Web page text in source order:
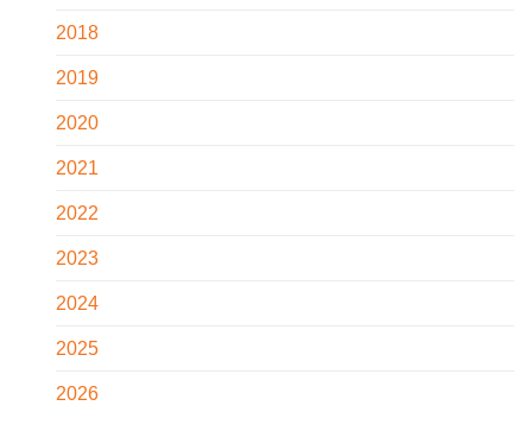
2018
2019
2020
2021
2022
2023
2024
2025
2026